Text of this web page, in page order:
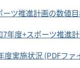
ーツ推進計画の数値
7年度+スポーツ推進
度実施状況 (PDFファ